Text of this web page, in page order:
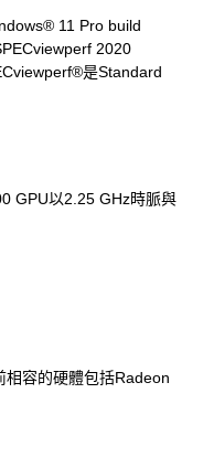
11 Pro build
2020
是Standard
GPU以2.25 GHz時脈與
容的硬體包括Radeon